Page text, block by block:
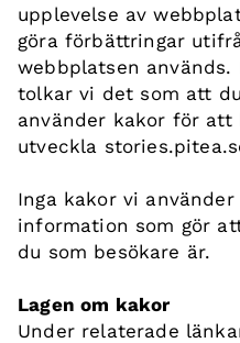
upplevelse av
göra förbättringar
webbplatsen används.
tolkar vi det som att
använder kakor för
utveckla
Inga kakor vi
information som gör
du som besökare är.
Lagen om kakor
Under relaterade